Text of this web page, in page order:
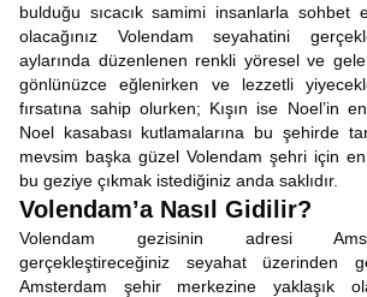
bulduğu sıcacık samimi insanlarla sohbet
olacağınız Volendam seyahatini
aylarında düzenlenen renkli yöresel ve
gönlünüzce eğlenirken ve lezzetli
fırsatına sahip olurken; Kışın ise Noel’in
Noel kasabası kutlamalarına bu şehirde
mevsim başka güzel Volendam şehri için
bu geziye çıkmak istediğiniz anda saklıdır.
Volendam’a Nasıl Gidilir?
Volendam gezisinin adresi
gerçekleştireceğiniz seyahat üzerinden
Amsterdam şehir merkezine yaklaşık